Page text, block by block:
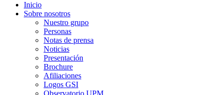
Inicio
Sobre nosotros
Nuestro grupo
Personas
Notas de prensa
Noticias
Presentación
Brochure
Afiliaciones
Logos GSI